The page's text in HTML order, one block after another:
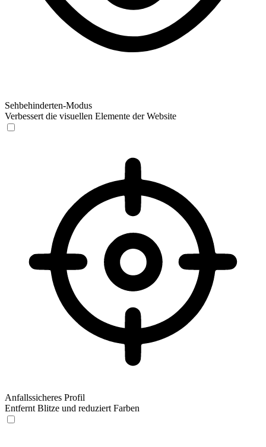
Sehbehinderten-Modus
Verbessert die visuellen Elemente der Website
Anfallssicheres Profil
Entfernt Blitze und reduziert Farben